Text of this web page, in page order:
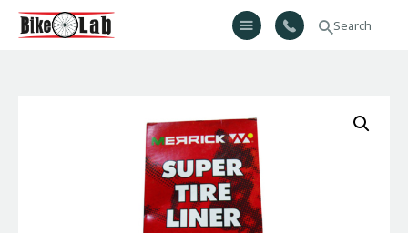
Bikelab
Σχετικά Με Εμάς
Προϊόντα
Υπηρεσίες